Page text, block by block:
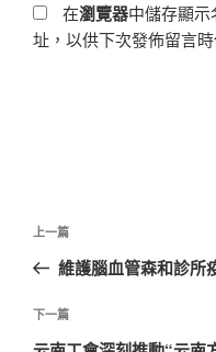
在瀏覽器中儲存顯
址，以供下次發佈留言時
文
導
覽
上
一
文
章
上一篇
維護腦血管森和診所
下
一
下一篇